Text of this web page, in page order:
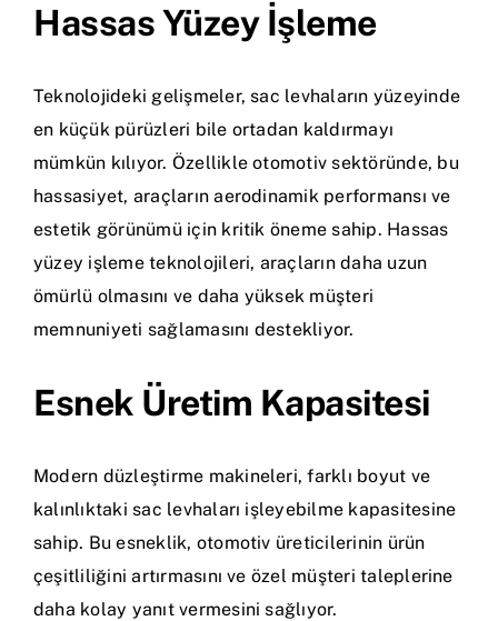
Hassas Yüzey İşleme
Teknolojideki gelişmeler, sac levhaların yüzeyinde
en küçük pürüzleri bile ortadan kaldırmayı
mümkün kılıyor. Özellikle otomotiv sektöründe, bu
hassasiyet, araçların aerodinamik performansı ve
estetik görünümü için kritik öneme sahip. Hassas
yüzey işleme teknolojileri, araçların daha uzun
ömürlü olmasını ve daha yüksek müşteri
memnuniyeti sağlamasını destekliyor.
Esnek Üretim Kapasitesi
Modern düzleştirme makineleri, farklı boyut ve
kalınlıktaki sac levhaları işleyebilme kapasitesine
sahip. Bu esneklik, otomotiv üreticilerinin ürün
çeşitliliğini artırmasını ve özel müşteri taleplerine
daha kolay yanıt vermesini sağlıyor.